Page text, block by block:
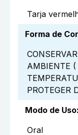
Tarja
Forma de
AMBIENTE
PROTEGER
Modo de Uso:
Oral